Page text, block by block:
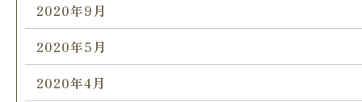
2020年9月
2020年5月
2020年4月